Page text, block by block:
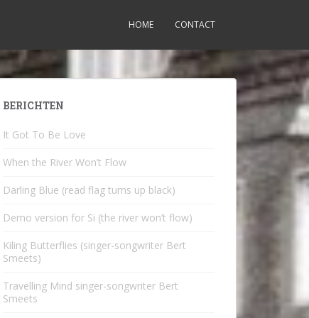
HOME CONTACT
BERICHTEN
It Got To Be Love
When the River Won’t Flow
Darling Blue (read flag turns up black)
Demo version for Si (the river won’t flow)
Kiling Butterflies (singer-songwriter Bert
Smeets)
Travelling Mind singer-songwriter Bert
Smeets